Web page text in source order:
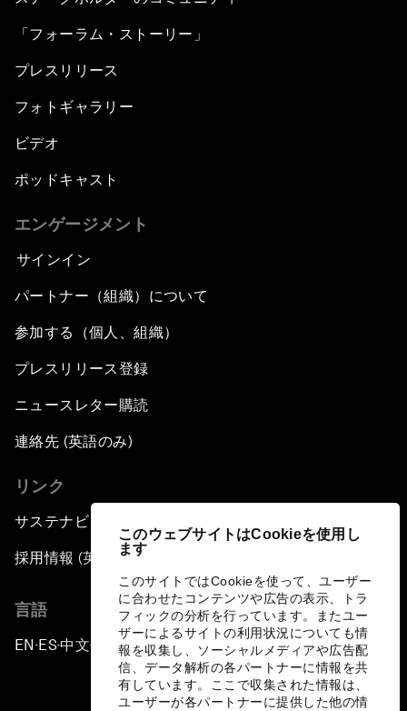
このウェブサイトはCookieを使用し
ます
このサイトではCookieを使って、ユーザー
に合わせたコンテンツや広告の表示、トラ
フィックの分析を行っています。またユー
ザーによるサイトの利用状況についても情
報を収集し、ソーシャルメディアや広告配
信、データ解析の各パートナーに情報を共
有しています。ここで収集された情報は、
ユーザーが各パートナーに提供した他の情
「フォーラム・ストーリー」
プレスリリース
フォトギャラリー
ビデオ
ポッドキャスト
エンゲージメント
サインイン
パートナー（組織）について
参加する（個人、組織）
プレスリリース登録
ニュースレター購読
連絡先 (英語のみ)
リンク
サステナビリティへの取り組み
採用情報 (英語のみ)
言語
EN ▪ ES▪中文▪ 日本語